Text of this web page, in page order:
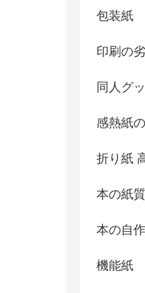
包装紙
印刷の
同人グ
感熱紙
折り紙
本の紙質
本の自
機能紙